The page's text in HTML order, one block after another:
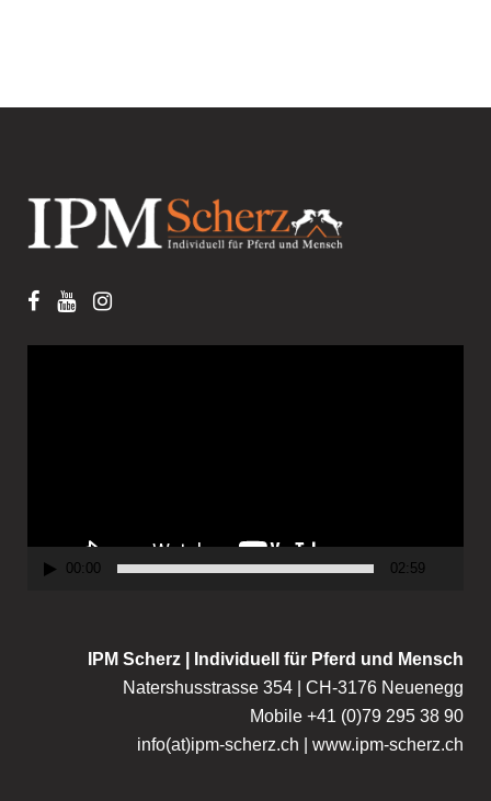
00:00 02:59
IPM Scherz | Individuell für Pferd und Mensch
Natershusstrasse 354 | CH-3176 Neuenegg
Mobile +41 (0)79 295 38 90
info(at)ipm-scherz.ch | www.ipm-scherz.ch